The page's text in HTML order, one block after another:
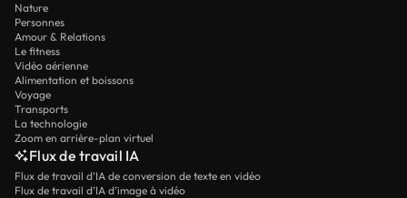
Nature
Personnes
Amour & Relations
Le fitness
Vidéo aérienne
Alimentation et boissons
Voyage
Transports
La technologie
Zoom en arrière-plan virtuel
Flux de travail IA
Flux de travail d’IA de conversion de texte en vidéo
Flux de travail d’IA d’image à vidéo